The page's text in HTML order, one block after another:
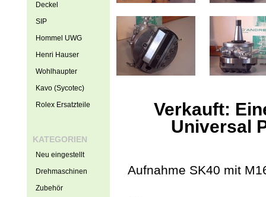
Verkauft:
Universal
Aufnahme SK40 mit
Deckel
SIP
Hommel UWG
Henri Hauser
Wohlhaupter
Kavo (Sycotec)
Rolex Ersatzteile
KATEGORIEN
Neu eingestellt
Drehmaschinen
Zubehör